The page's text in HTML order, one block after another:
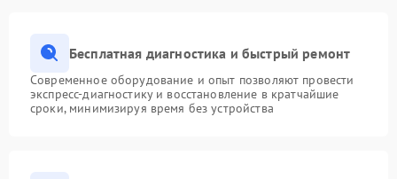
Бесплатная диагностика и быстрый ремонт
Современное оборудование и опыт позволяют провести
экспресс-диагностику и восстановление в кратчайшие
сроки, минимизируя время без устройства